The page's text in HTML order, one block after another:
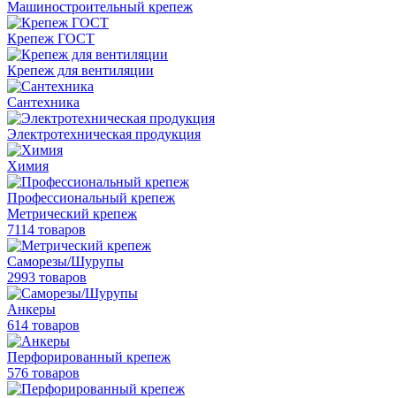
Машиностроительный крепеж
Крепеж ГОСТ
Крепеж для вентиляции
Сантехника
Электротехническая продукция
Химия
Профессиональный крепеж
Метрический крепеж
7114 товаров
Саморезы/Шурупы
2993 товаров
Анкеры
614 товаров
Перфорированный крепеж
576 товаров